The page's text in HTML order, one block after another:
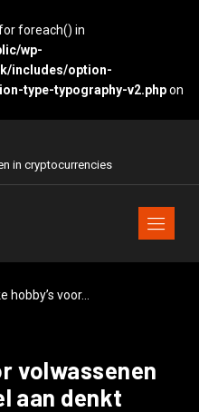
foreach() in
wp-
includes/option-
type-typography-v2.phpon
hobby’s voor…
volwassenen
aan denkt